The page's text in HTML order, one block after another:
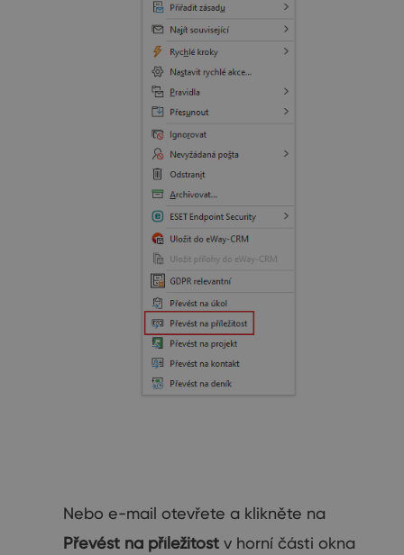
Nebo e-mail otevřete a klikněte na
Převést na příležitost v horní části okna